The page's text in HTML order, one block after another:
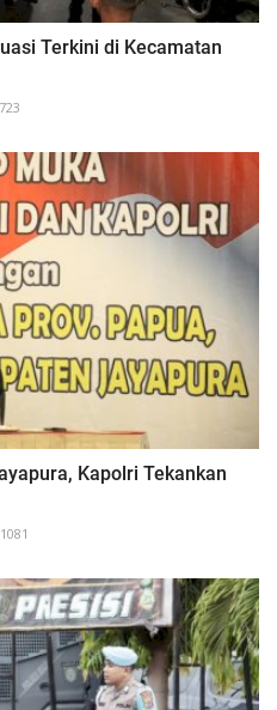
Terkini di Kecamatan
723
Kapolri Tekankan
1081